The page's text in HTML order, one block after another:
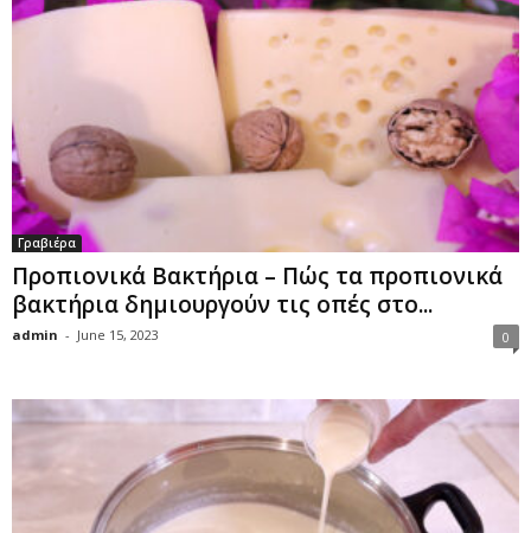
Γραβιέρα
Προπιονικά Βακτήρια – Πώς τα προπιονικά
βακτήρια δημιουργούν τις οπές στο...
admin - June 15, 2023 0